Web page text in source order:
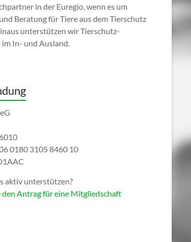
in der Euregio, wenn es um
Beratung für Tiere aus dem Tierschutz
unterstützen wir Tierschutz-
In- und Ausland.
0180 3105 8460 10
aktiv unterstützen?
den Antrag für eine Mitgliedschaft